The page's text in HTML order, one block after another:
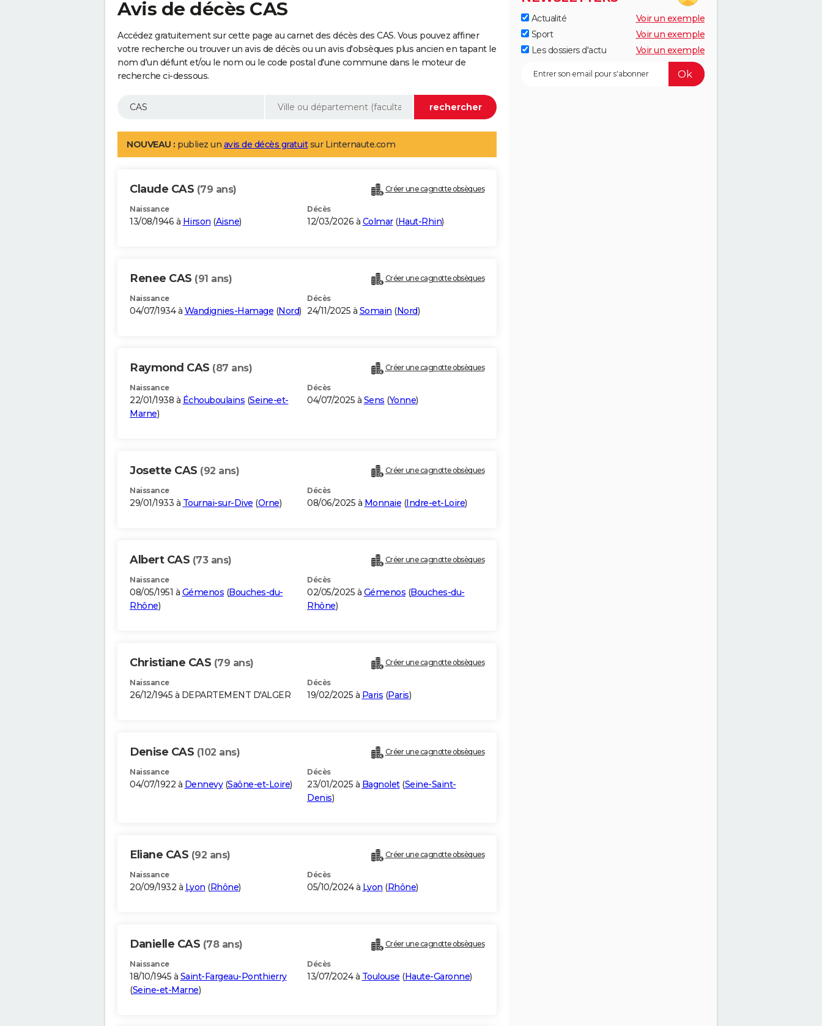
Avis de décès CAS
Accédez gratuitement sur cette page au carnet des décès des CAS. Vous pouvez affiner
votre recherche ou trouver un avis de décès ou un avis d'obsèques plus ancien en tapant le
nom d'un défunt et/ou le nom ou le code postal d'une commune dans le moteur de
recherche ci-dessous.
NOUVEAU : publiez un avis de décès gratuitsur Linternaute.com
Claude CAS (79 ans) Créer une cagnotte obsèques
Naissance
13/08/1946 à Hirson (Aisne)
Décès
12/03/2026 à Colmar(Haut-Rhin)
Renee CAS (91 ans) Créer une cagnotte obsèques
Naissance
04/07/1934 à Wandignies-Hamage (Nord)
Décès
24/11/2025 à Somain (Nord)
Raymond CAS (87 ans) Créer une cagnotte obsèques
Naissance
22/01/1938 à Échouboulains (Seine-et-
Marne)
Décès
04/07/2025 à Sens (Yonne)
Josette CAS (92 ans) Créer une cagnotte obsèques
Naissance
29/01/1933 à Tournai-sur-Dive (Orne)
Décès
08/06/2025 à Monnaie (Indre-et-Loire)
Albert CAS (73 ans) Créer une cagnotte obsèques
Naissance
08/05/1951 à Gémenos (Bouches-du-
Rhône)
Décès
02/05/2025 à Gémenos (Bouches-du-
Rhône)
Christiane CAS (79 ans) Créer une cagnotte obsèques
Naissance
26/12/1945 à DEPARTEMENT D'ALGER
Décès
19/02/2025 à Paris (Paris)
Denise CAS (102 ans) Créer une cagnotte obsèques
Naissance
04/07/1922 à Dennevy(Saône-et-Loire)
Décès
23/01/2025 à Bagnolet(Seine-Saint-
Denis)
Eliane CAS (92 ans) Créer une cagnotte obsèques
Naissance
20/09/1932 à Lyon (Rhône)
Décès
05/10/2024 à Lyon (Rhône)
Danielle CAS (78 ans) Créer une cagnotte obsèques
Naissance
18/10/1945 à Saint-Fargeau-Ponthierry
(Seine-et-Marne)
Décès
13/07/2024 à Toulouse (Haute-Garonne)
Actualité
Voir un exemple
Sport
Voir un exemple
Les dossiers d'actu
Voir un exemple